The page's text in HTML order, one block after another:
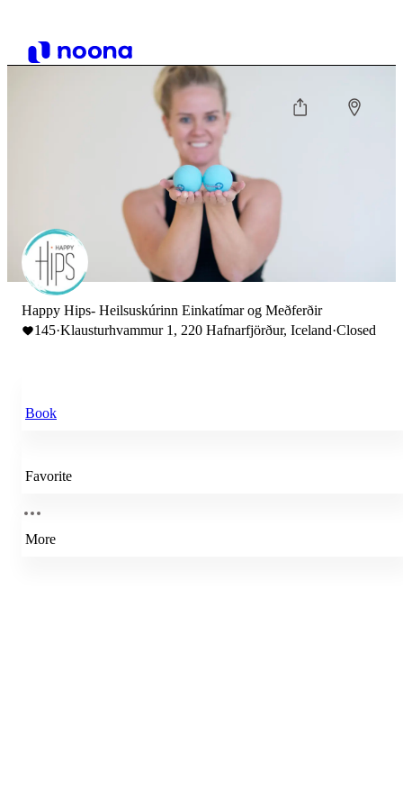
Happy Hips- Heilsuskúrinn Einkatímar og Meðferðir
145·Klausturhvammur 1, 220 Hafnarfjörður, Iceland·Closed
Book
Favorite
More